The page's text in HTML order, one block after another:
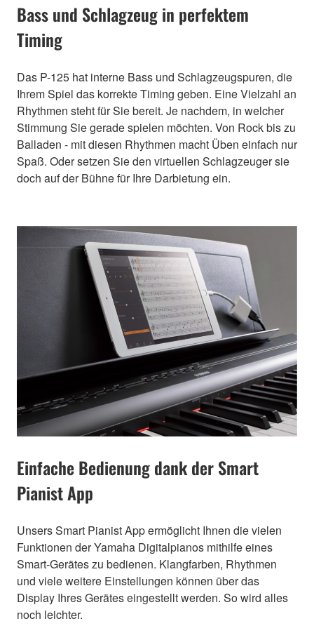
Bass und Schlagzeug in perfektem
Timing
Das P-125 hat interne Bass und Schlagzeugspuren, die
Ihrem Spiel das korrekte Timing geben. Eine Vielzahl an
Rhythmen steht für Sie bereit. Je nachdem, in welcher
Stimmung Sie gerade spielen möchten. Von Rock bis zu
Balladen - mit diesen Rhythmen macht Üben einfach nur
Spaß. Oder setzen Sie den virtuellen Schlagzeuger sie
doch auf der Bühne für Ihre Darbietung ein.
Einfache Bedienung dank der Smart
Pianist App
Unsers Smart Pianist App ermöglicht Ihnen die vielen
Funktionen der Yamaha Digitalpianos mithilfe eines
Smart-Gerätes zu bedienen. Klangfarben, Rhythmen
und viele weitere Einstellungen können über das
Display Ihres Gerätes eingestellt werden. So wird alles
noch leichter.